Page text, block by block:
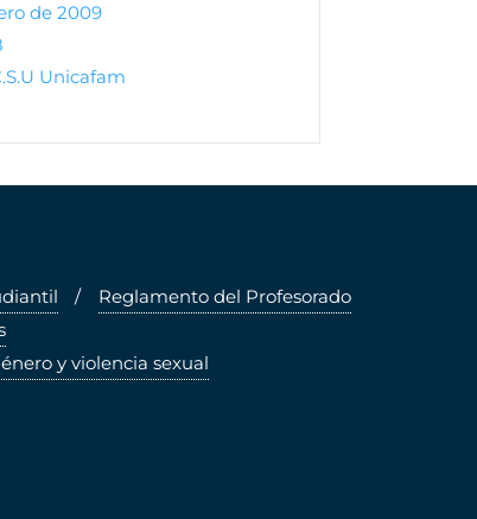
de 2009
Unicafam
Reglamento del Profesorado
y violencia sexual